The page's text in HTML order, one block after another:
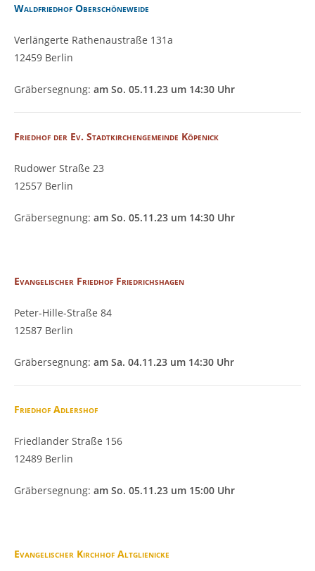
Waldfriedhof Oberschöneweide
Verlängerte Rathenaustraße 131a
12459 Berlin
Gräbersegnung: am So. 05.11.23 um 14:30 Uhr
Friedhof der Ev. Stadtkirchengemeinde Köpenick
Rudower Straße 23
12557 Berlin
Gräbersegnung: am So. 05.11.23 um 14:30 Uhr
Evangelischer Friedhof Friedrichshagen
Peter-Hille-Straße 84
12587 Berlin
Gräbersegnung: am Sa. 04.11.23 um 14:30 Uhr
Friedhof Adlershof
Friedlander Straße 156
12489 Berlin
Gräbersegnung: am So. 05.11.23 um 15:00 Uhr
Evangelischer Kirchhof Altglienicke